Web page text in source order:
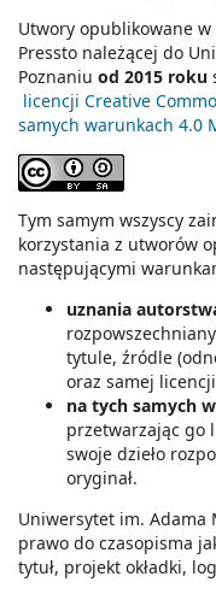
Utwory opublikowane
Pressto należącej do
Poznaniu od 2015 roku
licencji Creative
samych warunkach 4.0
Tym samym wszyscy
korzystania z utworów
następującymi
uznania
tytule, źródle
oraz samej licencji
na tych samych
przetwarzając go
swoje dzieło
oryginał.
Uniwersytet im. Adama
prawo do czasopisma
tytuł, projekt okładki,